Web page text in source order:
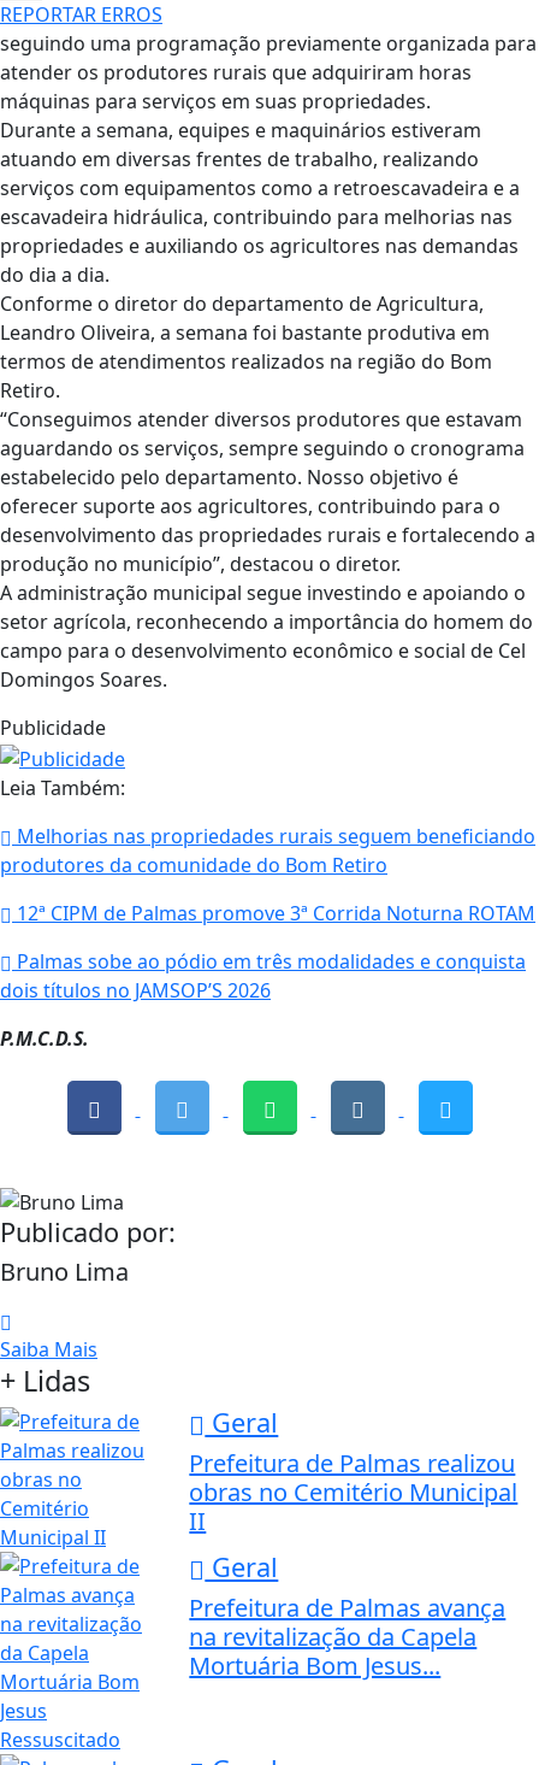
REPORTAR ERROS
seguindo uma programação previamente organizada para
atender os produtores rurais que adquiriram horas
máquinas para serviços em suas propriedades.
Durante a semana, equipes e maquinários estiveram
atuando em diversas frentes de trabalho, realizando
serviços com equipamentos como a retroescavadeira e a
escavadeira hidráulica, contribuindo para melhorias nas
propriedades e auxiliando os agricultores nas demandas
do dia a dia.
Conforme o diretor do departamento de Agricultura,
Leandro Oliveira, a semana foi bastante produtiva em
termos de atendimentos realizados na região do Bom
Retiro.
“Conseguimos atender diversos produtores que estavam
aguardando os serviços, sempre seguindo o cronograma
estabelecido pelo departamento. Nosso objetivo é
oferecer suporte aos agricultores, contribuindo para o
desenvolvimento das propriedades rurais e fortalecendo a
produção no município”, destacou o diretor.
A administração municipal segue investindo e apoiando o
setor agrícola, reconhecendo a importância do homem do
campo para o desenvolvimento econômico e social de Cel
Domingos Soares.
Publicidade
Leia Também:
Melhorias nas propriedades rurais seguem beneficiando
produtores da comunidade do Bom Retiro
12ª CIPM de Palmas promove 3ª Corrida Noturna ROTAM
Palmas sobe ao pódio em três modalidades e conquista
dois títulos no JAMSOP’S 2026
P.M.C.D.S.
Publicado por:
Bruno Lima
Saiba Mais
+ Lidas
Geral
Prefeitura de Palmas realizou
obras no Cemitério Municipal
II
Geral
Prefeitura de Palmas avança
na revitalização da Capela
Mortuária Bom Jesus...